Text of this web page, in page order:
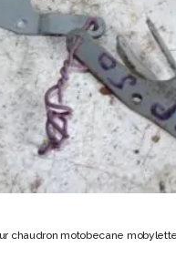
chaudron motobecane